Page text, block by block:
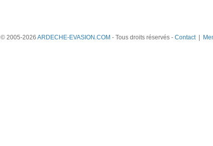
© 2005-2026 ARDECHE-EVASION.COM - Tous droits réservés - Contact|